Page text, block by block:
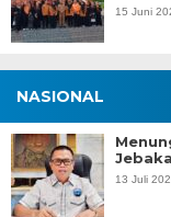
15 Juni
NASIONAL
13 Juli